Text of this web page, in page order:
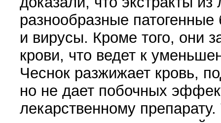
раз­нообразные патогенные
и вирусы. Кроме того, они
крови, что ведет к
Чеснок раз­жижает кровь,
но не дает побочных
лекарственному